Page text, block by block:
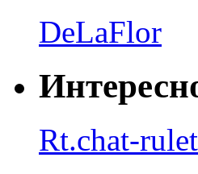
DeLaFlor
Rt.chat-